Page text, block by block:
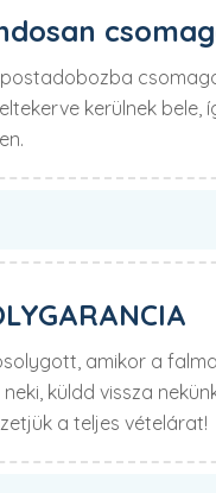
kerülnek bele,
amikor a
küldd vissza
a teljes vételárat!